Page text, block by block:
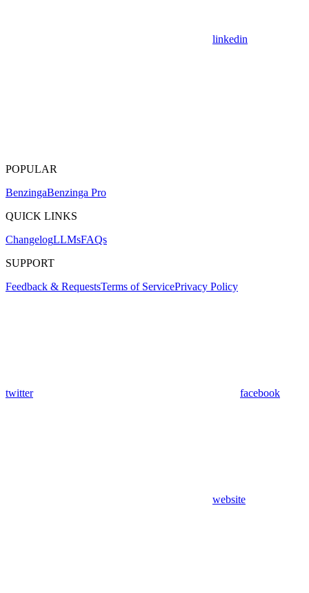
linkedin
POPULAR
BenzingaBenzinga Pro
QUICK LINKS
ChangelogLLMsFAQs
SUPPORT
Feedback & RequestsTerms of ServicePrivacy Policy
twitter facebook
website